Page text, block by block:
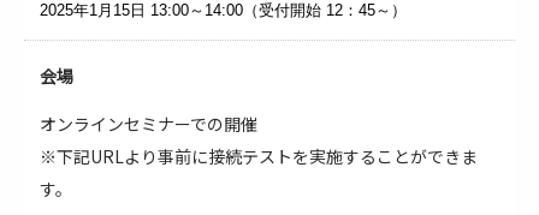
2025年1月15日 13:00～14:00（受付開始 12：45～）
会場
オンラインセミナーでの開催
※下記URLより事前に接続テストを実施することができま
す。